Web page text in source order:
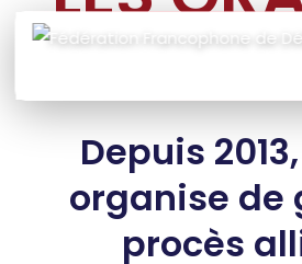
Depuis
organise de
procès